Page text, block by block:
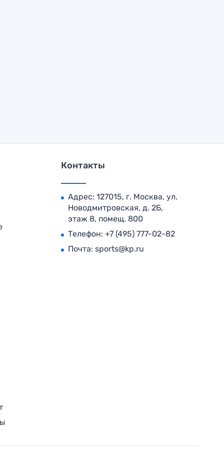
Контакты
Адрес: 127015, г. Москва, ул.
Новодмитровская, д. 2Б,
этаж 8, помещ. 800
Телефон: +7 (495) 777-02-82
Почта: sports@kp.ru